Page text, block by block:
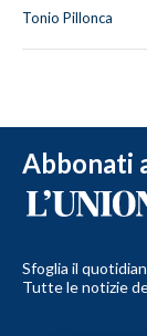
Tonio Pillonca
Abbonati
Sfoglia il
Tutte le notizie